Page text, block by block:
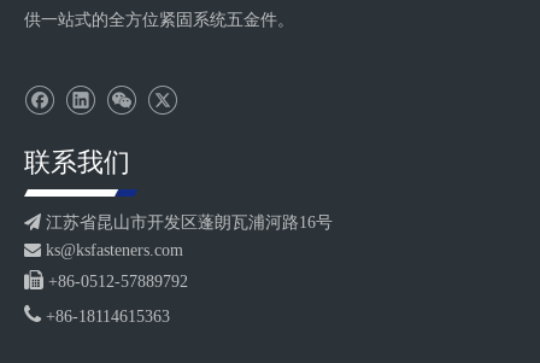
供一站式的全方位紧固系统五金件。
联系我们
 江苏省昆山市开发区蓬朗瓦浦河路16号
 ks@ksfasteners.com
 +86-0512-57889792
 +86-18114615363